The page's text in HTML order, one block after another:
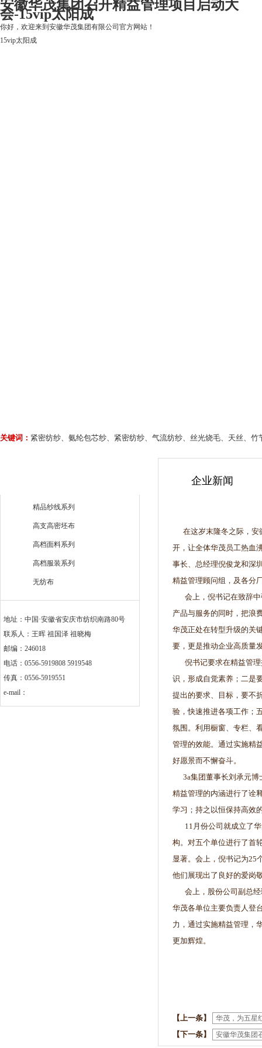
安徽华茂集团召开精益管理项目启动大
会-15vip太阳成
你好，欢迎来到安徽华茂集团有限公司官方网站！
15vip太阳成
关键词： 紧密纺纱、氨纶包芯纱、紧密纺纱、气流纺纱、丝光烧毛、天丝、
精品纱线系列
高支高密坯布
高档面料系列
高档服装系列
无纺布
地址：中国·安徽省安庆市纺织南路80号
联系人：王晖 祖国泽 祖晓梅
邮编：246018
电话：0556-5919808 5919548
传真：0556-5919551
e-mail：
企业新闻
在这岁末隆冬之际，安
开，让全体华茂员工热血
事长、总经理倪俊龙和深
精益管理顾问组，及各分
会上，倪书记在致辞中
产品与服务的同时，把浪
华茂正处在转型升级的关
要，更是推动企业高质量
倪书记要求在精益管理
识，形成自觉素养；二是
提出的要求、目标，要不
验，快速推进各项工作；
氛围。利用橱窗、专栏、
管理的效能。通过实施精
好愿景而不懈奋斗。
3a集团董事长刘承元博
精益管理的内涵进行了诠
学习；持之以恒保持高效
11月份公司就成立了华
构。对五个单位进行了首
显著。会上，倪书记为25
他们展现出了良好的爱岗
会上，股份公司副总经
华茂各单位主要负责人登
力，通过实施精益管理，
更加辉煌。
【上一条】 华茂，为五星
【下一条】 安徽华茂集团